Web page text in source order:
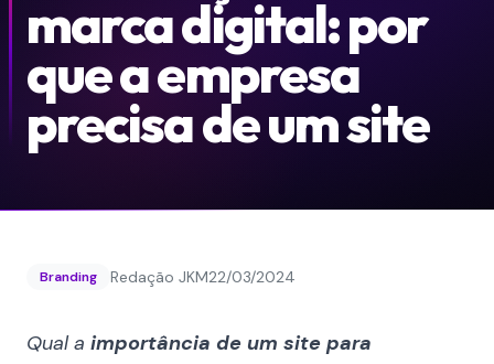
marca digital: por
que a empresa
precisa de um site
Branding Redação JKM22/03/2024
Qual a importância de um site para